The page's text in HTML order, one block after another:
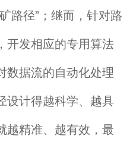
路径”；继而，针对路
开发相应的专用算法
数据流的自动化处理
设计得越科学、越具
越精准、越有效，最